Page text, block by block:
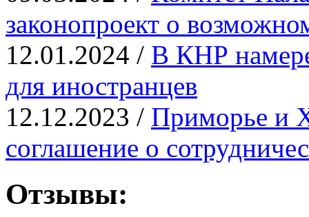
законопроект о
12.01.2024 / В КНР
для иностранцев
12.12.2023 / Приморье и
соглашение о
Отзывы: